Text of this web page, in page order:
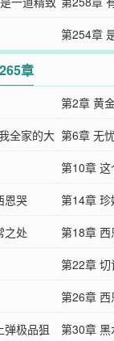
第254章
章
第2章 黄
全家的大 第6章 无
第10章
男
恩哭 第14章 珍
之处
第18章
第22章
第26章
弹极品狙
第30章